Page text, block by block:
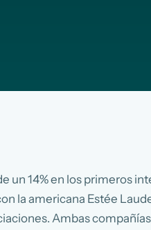
un 14% en los primeros
la americana Estée
Ambas